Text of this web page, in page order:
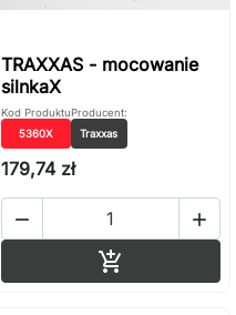
TRAXXAS - mocowanie
silnkaX
Kod Produktu
5360X
Producent:
Traxxas
179,74 zł
 
